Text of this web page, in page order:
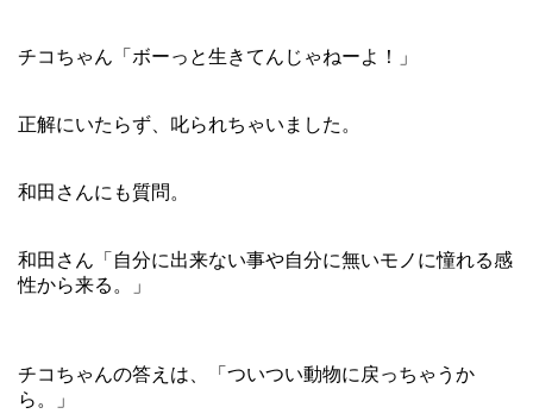
チコちゃん「ボーっと生きてんじゃねーよ！」
正解にいたらず、叱られちゃいました。
和田さんにも質問。
和田さん「自分に出来ない事や自分に無いモノに憧れる感
性から来る。」
チコちゃんの答えは、「ついつい動物に戻っちゃうか
ら。」